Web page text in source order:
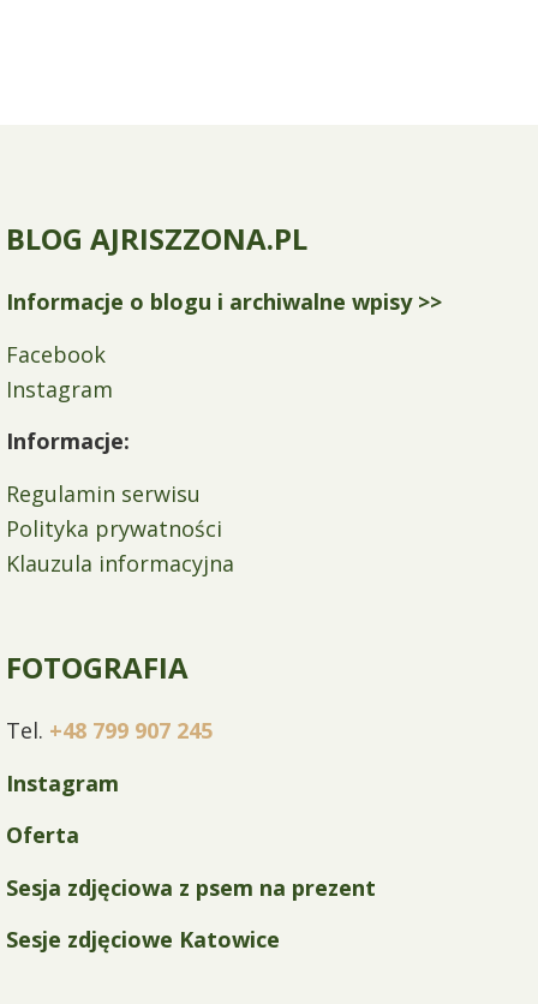
BLOG AJRISZZONA.PL
Informacje o blogu i archiwalne wpisy >>
Facebook
Instagram
Informacje:
Regulamin serwisu
Polityka prywatności
Klauzula informacyjna
FOTOGRAFIA
Tel. +48 799 907 245
Instagram
Oferta
Sesja zdjęciowa z psem na prezent
Sesje zdjęciowe Katowice